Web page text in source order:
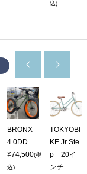
込)

BRONX
4.0DD
¥74,500(税
込)
TOKYOBI
KE Jr Ste
p 20イ
ンチ
